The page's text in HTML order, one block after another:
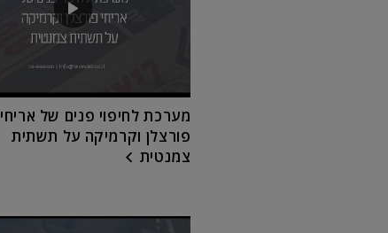
מערכת לחיפוי פנים של אריחי
פורצלן וקרמיקה על תשתית
צמנטית